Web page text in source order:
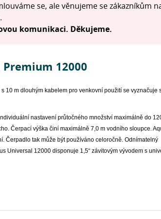
se, ale věnujeme se zákazníkům
komunikaci. Děkujeme.
12000
10 m dlouhým kabelem pro venkovní použití se vyznačuje
nastavení průtočného množství maximálně do
Čerpací výška činí maximálně 7,0 m vodního sloupce.
Čerpadlo tak může být používáno celoročně. Odnímatelný
Universal 12000 disponuje 1,5“ závitovým vývodem s